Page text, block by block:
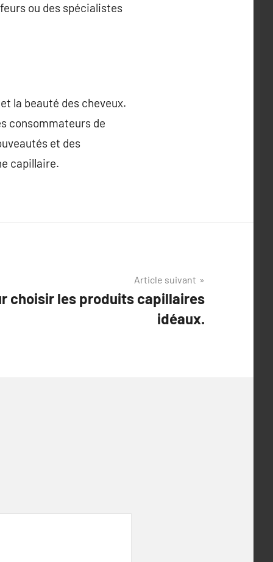
ou des spécialistes
la beauté des cheveux.
consommateurs de
et des
capillaire.
Article suivant
choisir les produits capillaires
idéaux.